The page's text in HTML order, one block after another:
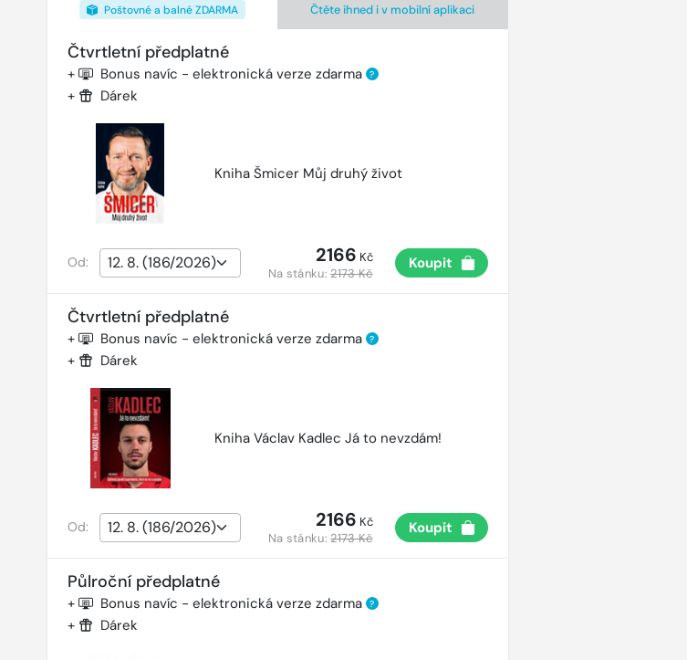
Poštovné a balné ZDARMA Čtěte ihned i v mobilní aplikaci
Čtvrtletní předplatné
+ Bonus navíc - elektronická verze zdarma ?
+ Dárek
Kniha Šmicer Můj druhý život
Od: 2166 Kč
Na stánku:2173 Kč
Koupit
Čtvrtletní předplatné
+ Bonus navíc - elektronická verze zdarma ?
+ Dárek
Kniha Václav Kadlec Já to nevzdám!
Od: 2166 Kč
Na stánku:2173 Kč
Koupit
Půlroční předplatné
+ Bonus navíc - elektronická verze zdarma ?
+ Dárek